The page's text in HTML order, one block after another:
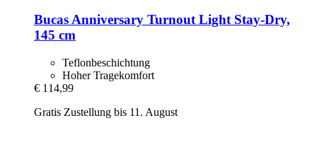
Bucas Anniversary Turnout Light Stay-​Dry,
145 cm
Teflonbeschichtung
Hoher Tragekomfort
€ 114,99
Gratis Zustellung bis 11. August